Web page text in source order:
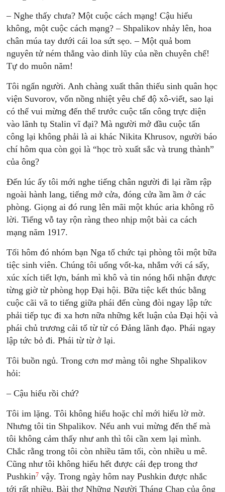
– Nghe thấy chưa? Một cuộc cách mạng! Cậu hiểu
không, một cuộc cách mạng? – Shpalikov nhảy lên, hoa
chân múa tay dưới cái loa sứt sẹo. – Một quả bom
nguyên tử ném thẳng vào dinh lũy của nền chuyên chế!
Tự do muôn năm!
Tôi ngẩn người. Anh chàng xuất thân thiếu sinh quân học
viện Suvorov, vốn nồng nhiệt yêu chế độ xô-viết, sao lại
có thể vui mừng đến thế trước cuộc tấn công trực diện
vào lãnh tụ Stalin vĩ đại? Mà người mở đầu cuộc tấn
công lại không phải là ai khác Nikita Khrusov, người báo
chí hôm qua còn gọi là “học trò xuất sắc và trung thành”
của ông?
Ðến lúc ấy tôi mới nghe tiếng chân người đi lại rầm rập
ngoài hành lang, tiếng mở cửa, đóng cửa ầm ầm ở các
phòng. Giọng ai đó rung lên mãi một khúc aria không rõ
lời. Tiếng vỗ tay rộn ràng theo nhịp một bài ca cách
mạng năm 1917.
Tối hôm đó nhóm bạn Nga tổ chức tại phòng tôi một bữa
tiệc sinh viên. Chúng tôi uống vốt-ka, nhắm với cá sấy,
xúc xích tiết lợn, bánh mì khô và tin nóng hổi nhận được
từng giờ từ phòng họp Ðại hội. Bữa tiệc kết thúc bằng
cuộc cãi vã to tiếng giữa phái đến cùng đòi ngay lập tức
phải tiếp tục đi xa hơn nữa những kết luận của Ðại hội và
phái chủ trương cải tổ từ từ có Ðảng lãnh đạo. Phái ngay
lập tức bỏ đi. Phái từ từ ở lại.
Tôi buồn ngủ. Trong cơn mơ màng tôi nghe Shpalikov
hỏi:
– Cậu hiểu rồi chứ?
Tôi im lặng. Tôi không hiểu hoặc chỉ mới hiểu lờ mờ.
Nhưng tôi tin Shpalikov. Nếu anh vui mừng đến thế mà
tôi không cảm thấy như anh thì tôi cần xem lại mình.
Chắc rằng trong tôi còn nhiều tăm tối, còn nhiều u mê.
Cũng như tôi không hiểu hết được cái đẹp trong thơ
Pushkin7 vậy. Trong ngày hôm nay Pushkin được nhắc
tới rất nhiều. Bài thơ Những Người Tháng Chạp của ông